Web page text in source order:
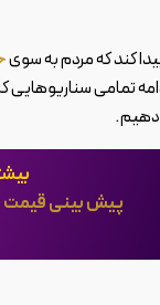
کند که مردم به سوی
تمامی سناریوهایی
دهیم.
پیش بینی قیمت